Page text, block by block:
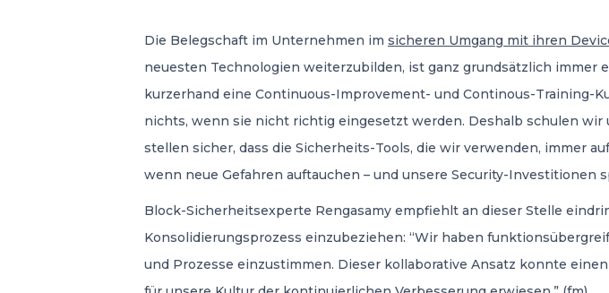
Die Belegschaft im Unternehmen im sicheren Umgang mit ihren
neuesten Technologien weiterzubilden, ist ganz grundsätzlich immer
kurzerhand eine Continuous-Improvement- und Continous-Training-
nichts, wenn sie nicht richtig eingesetzt werden. Deshalb schulen
stellen sicher, dass die Sicherheits-Tools, die wir verwenden, immer
wenn neue Gefahren auftauchen – und unsere Security-Investitionen
Block-Sicherheitsexperte Rengasamy empfiehlt an dieser Stelle
Konsolidierungsprozess einzubeziehen: “Wir haben
und Prozesse einzustimmen. Dieser kollaborative Ansatz konnte